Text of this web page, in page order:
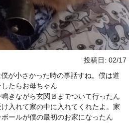
投稿日: 02/17
が小さかった時の事話すね。僕は道
たらお母ちゃん
きながら玄関🚪までついて行ったん
入れて家の中に入れてくれたよ。家
ールが僕の最初のお家になったん